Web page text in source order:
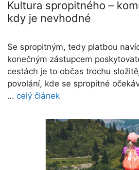
Kultura spropitného –
kdy je nevhodné
Se spropitným, tedy platbou
konečným zástupcem
cestách je to občas trochu
povolání, kde se spropitné
… celý článek